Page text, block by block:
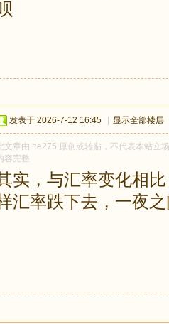
发表于 2026-7-12 16:45 显示全部楼层
文章由 he275 原创或转贴，不代表本站立
容完整
实，与汇率变化相
汇率跌下去，一夜